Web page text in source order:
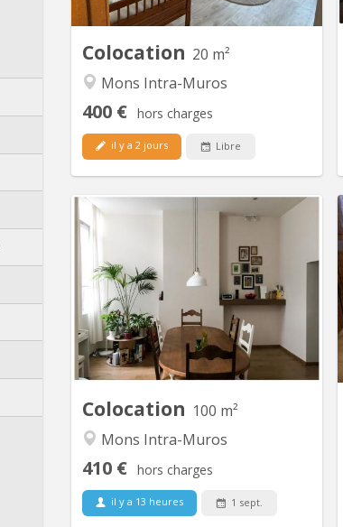
Colocation 20 m²
Mons Intra-Muros
400 € hors charges
il y a 2 jours Libre
Colocation 100 m²
Mons Intra-Muros
410 € hors charges
il y a 13 heures 1 sept.
KM 875
Nous cherchons deux colocataires
sérieux et responsables pour un
appartement situé en centre ville intra-
muros. Loyer 820€ à répartir entre les
2 colocataires. (Garants exigés pour
étudiant) Duplex lumineux de 100m2
entièrement rénové, situé au 2eme et
troisième étage au centre de Mons.